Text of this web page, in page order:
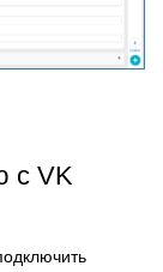
с VK